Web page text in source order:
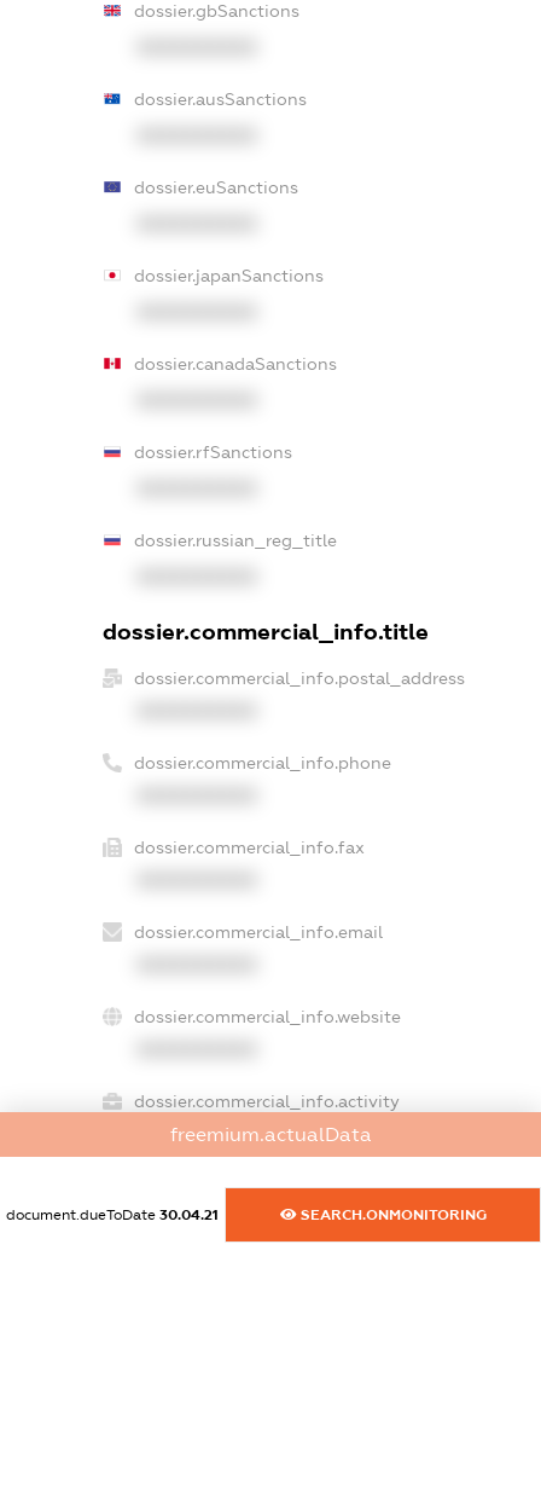
dossier.gbSanctions
dossier.ausSanctions
dossier.euSanctions
dossier.japanSanctions
dossier.canadaSanctions
dossier.rfSanctions
dossier.russian_reg_title
dossier.commercial_info.title
dossier.commercial_info.postal_address
dossier.commercial_info.phone
dossier.commercial_info.fax
dossier.commercial_info.email
dossier.commercial_info.website
dossier.commercial_info.activity
XXXXXXXXXX
freemium.exampleText_1
freemium.actualData
document.dueToDate 30.04.21 SEARCH.ONMONITORING